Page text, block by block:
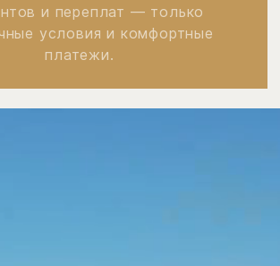
и переплат — только
условия и комфортные
платежи.